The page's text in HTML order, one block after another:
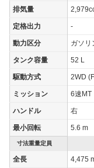
排気量
定格出力 -
動力区分 ガソリ
タンク容量 52 L
駆動方式 2WD
ミッション 6速MT
ハンドル 右
最小回転 5.6 m
寸法重量定員
全長 4,475